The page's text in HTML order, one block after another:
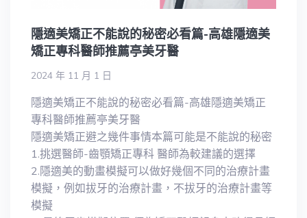
隱適美矯正不能說的秘密必看篇-高雄隱適美
矯正專科醫師推薦亭美牙醫
2024 年 11 月 1 日
隱適美矯正不能說的秘密必看篇-高雄隱適美矯正
專科醫師推薦亭美牙醫
隱適美矯正避之幾件事情本篇可能是不能說的秘密
1.挑選醫師-齒顎矯正專科 醫師為較建議的選擇
2.隱適美的動畫模擬可以做好幾個不同的治療計畫
模擬，例如拔牙的治療計畫，不拔牙的治療計畫等
模擬